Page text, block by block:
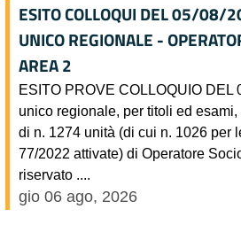
ESITO COLLOQUI DEL 05/08/
UNICO REGIONALE -
AREA 2
ESITO PROVE COLLOQUIO DEL
unico regionale, per titoli ed
di n. 1274 unità (di cui n. 1026 per
77/2022 attivate) di Operatore
riservato ....
gio 06 ago, 2026